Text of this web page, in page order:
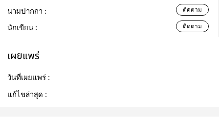
นามปากกา : ติดตาม
นักเขียน : ติดตาม
เผยแพร่
วันที่เผยแพร่ :
แก้ไขล่าสุด :